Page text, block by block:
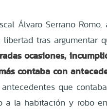
Álvaro Serrano
libertad tras argumentar
ocasiones,
contaba con
que
a la habitación y robo